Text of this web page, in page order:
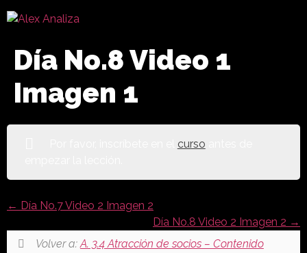
Día No.8 Video 1
Imagen 1
curso
Día No.7 Video 2 Imagen 2
Día No.8 Video 2 Imagen 2
Volver a:A. 3.4 Atracción de socios – Contenido